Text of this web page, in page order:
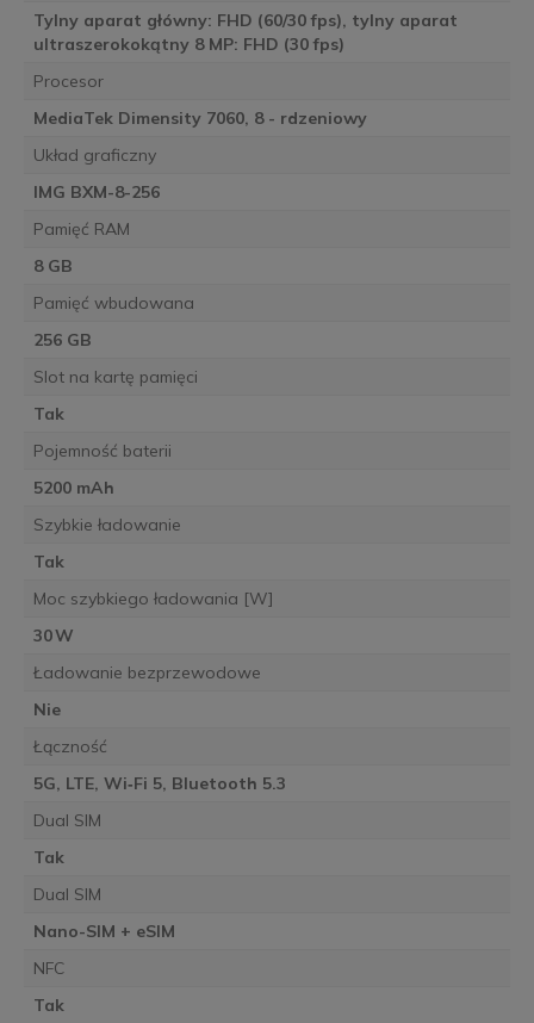
Tylny aparat główny: FHD (60/30 fps), tylny aparat
ultraszerokokątny 8 MP: FHD (30 fps)
Procesor
MediaTek Dimensity 7060, 8 - rdzeniowy
Układ graficzny
IMG BXM-8-256
Pamięć RAM
8 GB
Pamięć wbudowana
256 GB
Slot na kartę pamięci
Tak
Pojemność baterii
5200 mAh
Szybkie ładowanie
Tak
Moc szybkiego ładowania [W]
30 W
Ładowanie bezprzewodowe
Nie
Łączność
5G, LTE, Wi‑Fi 5, Bluetooth 5.3
Dual SIM
Tak
Dual SIM
Nano-SIM + eSIM
NFC
Tak